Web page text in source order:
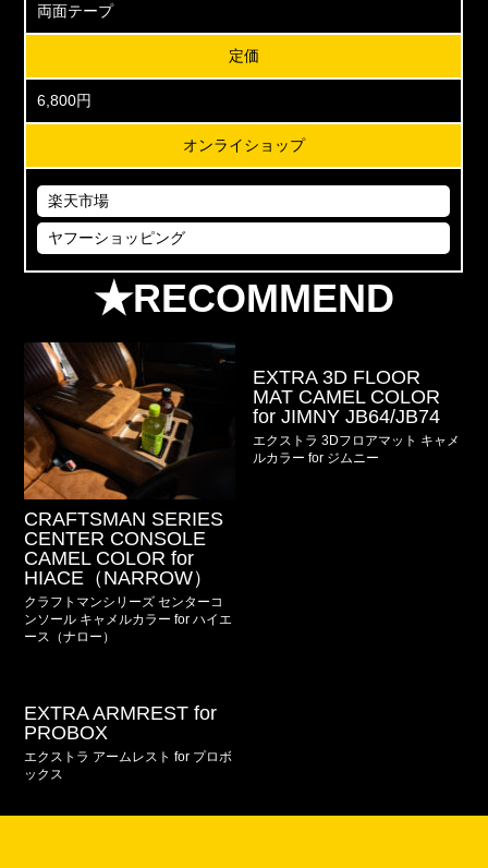
両面テープ
定価
6,800円
オンライショップ
楽天市場
ヤフーショッピング
★RECOMMEND
CRAFTSMAN SERIES
CENTER CONSOLE
CAMEL COLOR for
HIACE（NARROW）
クラフトマンシリーズ センターコ
ンソール キャメルカラー for ハイエ
ース（ナロー）
EXTRA 3D FLOOR
MAT CAMEL COLOR
for JIMNY JB64/JB74
エクストラ 3Dフロアマット キャメ
ルカラー for ジムニー
EXTRA ARMREST for
PROBOX
エクストラ アームレスト for プロボ
ックス